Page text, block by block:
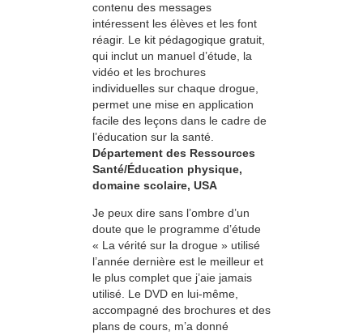
contenu des messages
intéressent les élèves et les font
réagir. Le kit pédagogique gratuit,
qui inclut un manuel d’étude, la
vidéo et les brochures
individuelles sur chaque drogue,
permet une mise en application
facile des leçons dans le cadre de
l’éducation sur la santé.
Département des Ressources
Santé/Éducation physique,
domaine scolaire, USA
Je peux dire sans l’ombre d’un
doute que le programme d’étude
« La vérité sur la drogue » utilisé
l’année dernière est le meilleur et
le plus complet que j’aie jamais
utilisé. Le DVD en lui-même,
accompagné des brochures et des
plans de cours, m’a donné